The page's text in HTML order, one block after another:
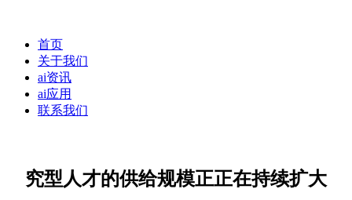
首页
关于我们
ai资讯
ai应用
联系我们
究型人才的供给规模正正在持续扩大